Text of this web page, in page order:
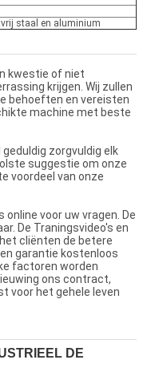
staal en aluminium
kwestie of niet
krijgen. Wij zullen
behoeften en vereisten
machine met beste
zorgvuldig elk
suggestie om onze
voordeel van onze
voor uw vragen. De
De Traningsvideo's en
cliënten de betere
garantie kostenloos
factoren worden
ons contract,
voor het gehele leven
DE